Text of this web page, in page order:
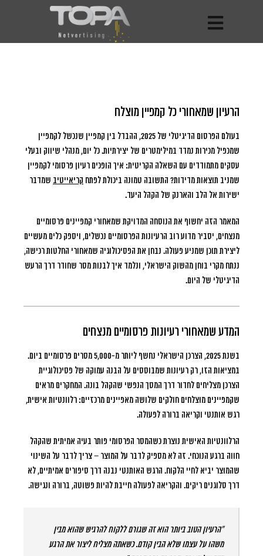
הרעיון שמאחורי כל קמפיין מוצלח
בעולם הפרסום הדיגיטלי של 2025, ההבדל בין קמפיין שנכשל לקמפיין
שמכפיל מכירות נמדד במילימטרים של יצירתיות.כל יום, מנהלי שיווק ובעלי
עסקים מתמודדים עם השאלה הקריטית: איך הופכים רעיון פרסומי לקמפיין
שמניב תוצאות מדידות? התשובה טמונה ביכולת לפתח קריאייטיב שמדבר
ישירות אל הלב והארנק של הקהל היעד.
המאמר הזה יחשוף את הנוסחה המדויקת שמאחורי קמפיינים פרסומיים
מנצחים, יסביר מדוע רוב הרעיונות הפרסומיים נכשלים, ויספק כלים מעשיים
ליצירת תוכן שמניע פעולה. נבחן את הפסיכולוגיה שמאחורי החלטות רכישה,
ננתח מקרי בוחן מהשוק הישראלי, ונלמד איך לבנות מסר שחודר דרך הרעש
הדיגיטלי של היום.
המדע שמאחורי רעיונות פרסומיים מנצחים
בשנת 2025, הצרכן הישראלי נחשף ליותר מ-5,000 מסרים פרסומיים ביום.
במציאות הזו, רק רעיונות שמבוססים על הבנה עמוקה של פסיכולוגיית
הצרכן מצליחים לחדור דרך המסך הנפשי שהקהל בונה. המחקרים מראים
שקמפיינים מוצלחים חולקים שלושה מאפיינים מרכזיים: רלוונטיות אישית,
רגש אותנטי וקריאה ברורה לפעולה.
הרלוונטיות האישית נוצרת כשהמסר הפרסומי פותר בעיה אמיתית שהקהל
חווה ברגע הנוכחי. זה לא מספיק לדבר על המוצר – צריך לדבר על השינוי
שהמוצר יביא לחיי הלקוח. הרגש האותנטי נבנה דרך סיפורים אמיתיים, לא
דרך סלוגנים ריקים. והקריאה לפעולה חייבת להיות פשוטה, ברורה ונגישה.
“הרעיון הטוב ביותר הוא זה שגורם ללקוח להרגיש שהוא מבין
משהו על עצמו שלא הבין קודם. כשאתה מצליח ליצור את הרגע